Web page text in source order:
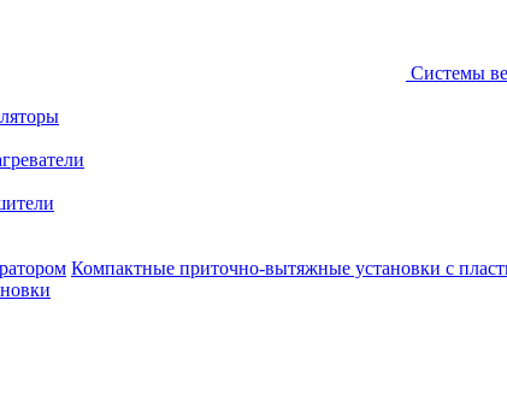
Системы
Компактные приточно-вытяжные установки с